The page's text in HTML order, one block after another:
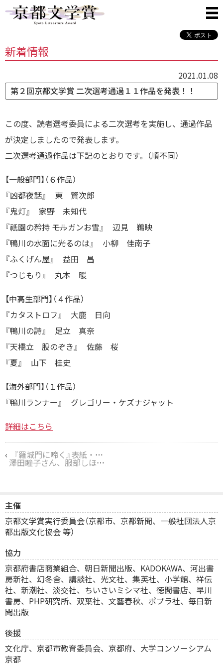
新着情報
2021.01.08
第２回京都文学賞 二次選考通過１１作品を発表！！
この度、読者選考委員による二次選考を実施し、通過作品
が決定しましたので発表します。
二次選考通過作品は下記のとおりです。（順不同）
【一般部門】（６作品）
『凶都夜話』 東 賢次郎
『鬼灯』 家野 未知代
『祇園の矜持 ――モルガンお雪』 辺見 鵜映
『鴨川の水面に光るのは』 小柳 佳南子
『ふくげん屋』 益田 昌
『つじもり』 丸本 暖
【中高生部門】（４作品）
『カタストロフ』 大鹿 日向
『鴨川の詩』 足立 真奈
『天橋立 股のぞき』 佐藤 桜
『夏』 山下 桂史
【海外部門】（１作品）
『鴨川ランナー』 グレゴリー・ケズナジャット
詳細はこちら
‹ 『羅城門に啼く』表紙・扉絵の装画を担当した服部しほり氏出演のトークイベント等について
澤田瞳子さん、服部しほりさんが京都府文化賞奨励賞、森見登美彦さんが京都市芸術新人賞をご受賞！
主催
京都文学賞実行委員会（京都市、京都新聞、一般社団法人京
都出版文化協会 等）
協力
京都府書店商業組合、 朝日新聞出版、KADOKAWA、河出書
房新社、幻冬舎、講談社、光文社、集英社、小学館、祥伝
社、新潮社、淡交社、ちいさいミシマ社、徳間書店、早川
書房、PHP研究所、双葉社、文藝春秋、ポプラ社、毎日新
聞出版
後援
文化庁、京都市教育委員会、京都府、大学コンソーシアム
京都